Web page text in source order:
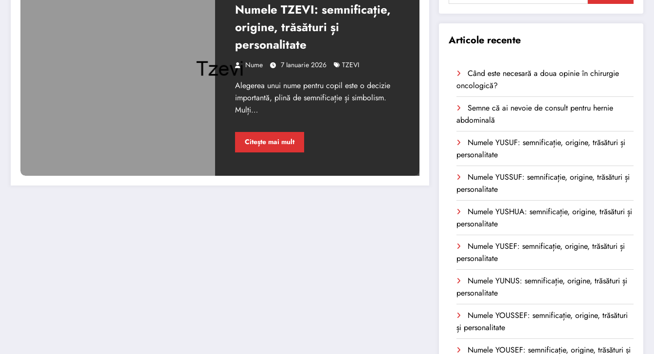
Numele TZEVI: semnificație,
origine, trăsături și
personalitate
Nume 7 Ianuarie 2026 TZEVI
Alegerea unui nume pentru copil este o decizie
importantă, plină de semnificație și simbolism.
Mulți…
Citește mai mult
Articole recente
Când este necesară a doua opinie în chirurgie
oncologică?
Semne că ai nevoie de consult pentru hernie
abdominală
Numele YUSUF: semnificație, origine, trăsături și
personalitate
Numele YUSSUF: semnificație, origine, trăsături și
personalitate
Numele YUSHUA: semnificație, origine, trăsături și
personalitate
Numele YUSEF: semnificație, origine, trăsături și
personalitate
Numele YUNUS: semnificație, origine, trăsături și
personalitate
Numele YOUSSEF: semnificație, origine, trăsături
și personalitate
Numele YOUSEF: semnificație, origine, trăsături și